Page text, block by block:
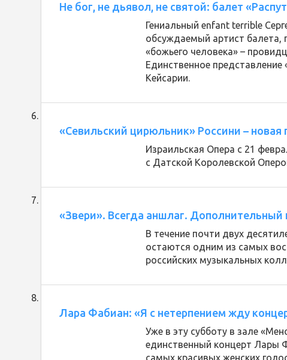
Не бог, не дьявол, не святой: балет
Гениальный enfant terrible
обсуждаемый артист балета,
«божьего человека» –
Единственное представление
Кейсарии.
«Севильский цирюльник» Россини – новая
Израильская Опера с 21
с Датской Королевской
«Звери». Всегда аншлаг. Дополнительный
В течение почти двух
остаются одним из самых
российских музыкальных
Лара Фабиан: «Я с нетерпением жду
Уже в эту субботу в зале
единственный концерт Лары
самых красивых женских